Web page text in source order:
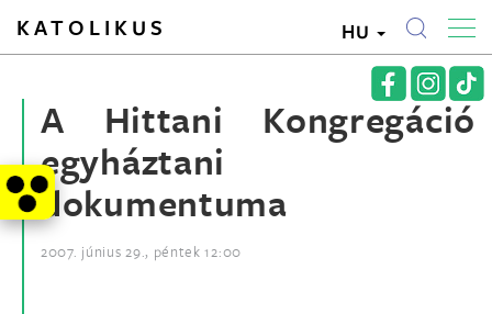
KATOLIKUS HU
A Hittani Kongregáció
egyháztani
dokumentuma
2007. június 29., péntek 12:00